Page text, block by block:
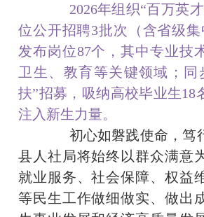
2026年组织“百万英
位公开招聘3批次（含省级集
发布岗位87个，其中专业技
卫生、教育等关键领域；同
扶”招募，吸纳高校毕业生18
注入新生力量。
初心如磐践使命，笃
县人社局将始终以群众满意
就业服务、社会保障、权益
等民生工作做细做实、做出